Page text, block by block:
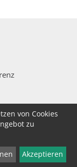
von Cookies
zu
Akzeptieren